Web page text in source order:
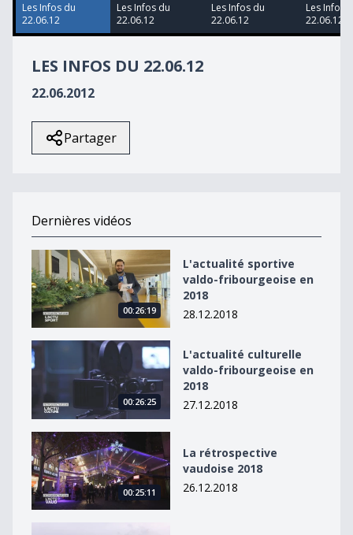
28
seconds
Les Infos du
22.06.12
Les Infos du
22.06.12
Les Infos du
22.06.12
Les Infos
22.06.12
LES INFOS DU 22.06.12
22.06.2012
Partager
Dernières vidéos
L&#039;actualité sportive valdo-fribourgeoise en 2018
00:26:19
L'actualité sportive
valdo-fribourgeoise en
2018
28.12.2018
L&#039;actualité culturelle valdo-fribourgeoise en
00:26:25
L'actualité culturelle
valdo-fribourgeoise en
2018
27.12.2018
La rétrospective vaudoise 2018
00:25:11
La rétrospective
vaudoise 2018
26.12.2018